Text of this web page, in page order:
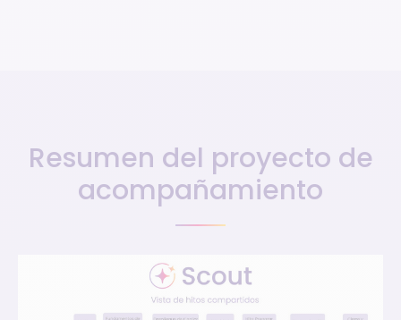
Resumen del proyecto de
acompañamiento